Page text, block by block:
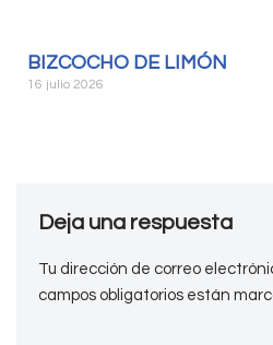
BIZCOCHO DE LIMÓN
16 julio 2026
Deja una respuesta
Tu dirección de correo
campos obligatorios están